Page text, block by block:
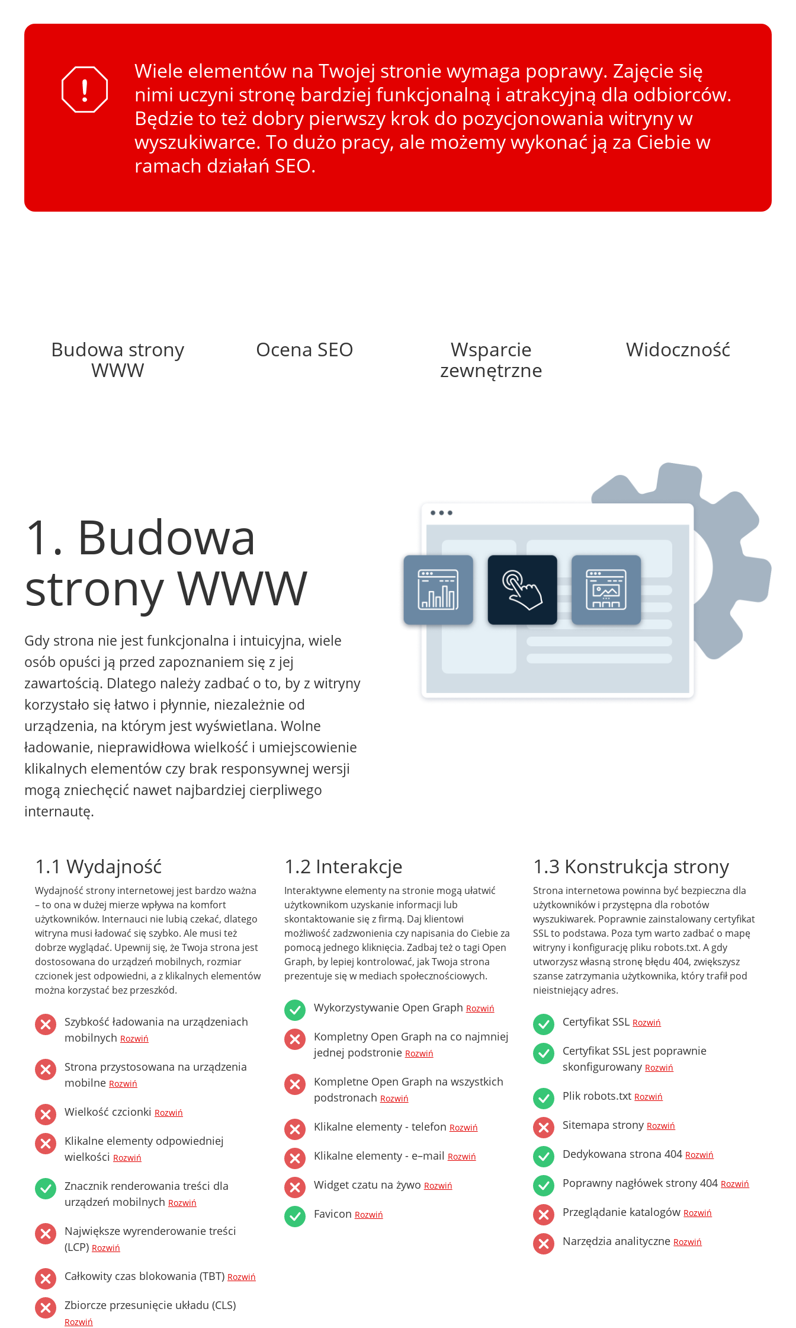
Wiele elementów na Twojej stronie wymaga poprawy. Zajęcie się
nimi uczyni stronę bardziej funkcjonalną i atrakcyjną dla odbiorców.
Będzie to też dobry pierwszy krok do pozycjonowania witryny w
wyszukiwarce. To dużo pracy, ale możemy wykonać ją za Ciebie w
ramach działań SEO.
Budowa strony
WWW
Ocena SEO
Wsparcie
zewnętrzne
Widoczność
1. Budowa
strony WWW
Gdy strona nie jest funkcjonalna i intuicyjna, wiele
osób opuści ją przed zapoznaniem się z jej
zawartością. Dlatego należy zadbać o to, by z witryny
korzystało się łatwo i płynnie, niezależnie od
urządzenia, na którym jest wyświetlana. Wolne
ładowanie, nieprawidłowa wielkość i umiejscowienie
klikalnych elementów czy brak responsywnej wersji
mogą zniechęcić nawet najbardziej cierpliwego
internautę.
1.1 Wydajność
Wydajność strony internetowej jest bardzo ważna
– to ona w dużej mierze wpływa na komfort
użytkowników. Internauci nie lubią czekać, dlatego
witryna musi ładować się szybko. Ale musi też
dobrze wyglądać. Upewnij się, że Twoja strona jest
dostosowana do urządzeń mobilnych, rozmiar
czcionek jest odpowiedni, a z klikalnych elementów
można korzystać bez przeszkód.
Szybkość ładowania na urządzeniach
mobilnych Rozwiń
Strona przystosowana na urządzenia
mobilne Rozwiń
Wielkość czcionki Rozwiń
Klikalne elementy odpowiedniej
wielkości Rozwiń
Znacznik renderowania treści dla
urządzeń mobilnych Rozwiń
Największe wyrenderowanie treści
(LCP) Rozwiń
Całkowity czas blokowania (TBT) Rozwiń
Zbiorcze przesunięcie układu (CLS)
Rozwiń
1.2 Interakcje
Interaktywne elementy na stronie mogą ułatwić
użytkownikom uzyskanie informacji lub
skontaktowanie się z firmą. Daj klientowi
możliwość zadzwonienia czy napisania do Ciebie za
pomocą jednego kliknięcia. Zadbaj też o tagi Open
Graph, by lepiej kontrolować, jak Twoja strona
prezentuje się w mediach społecznościowych.
Wykorzystywanie Open Graph Rozwiń
Kompletny Open Graph na co najmniej
jednej podstronie Rozwiń
Kompletne Open Graph na wszystkich
podstronach Rozwiń
Klikalne elementy - telefon Rozwiń
Klikalne elementy - e–mail Rozwiń
Widget czatu na żywo Rozwiń
Favicon Rozwiń
1.3 Konstrukcja strony
Strona internetowa powinna być bezpieczna dla
użytkowników i przystępna dla robotów
wyszukiwarek. Poprawnie zainstalowany certyfikat
SSL to podstawa. Poza tym warto zadbać o mapę
witryny i konfigurację pliku robots.txt. A gdy
utworzysz własną stronę błędu 404, zwiększysz
szanse zatrzymania użytkownika, który trafił pod
nieistniejący adres.
Certyfikat SSL Rozwiń
Certyfikat SSL jest poprawnie
skonfigurowany Rozwiń
Plik robots.txt Rozwiń
Sitemapa strony Rozwiń
Dedykowana strona 404 Rozwiń
Poprawny nagłówek strony 404 Rozwiń
Przeglądanie katalogów Rozwiń
Narzędzia analityczne Rozwiń